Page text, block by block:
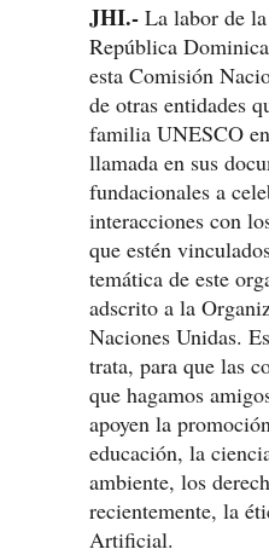
JHI.- La labor de
República
esta Comisión
de otras entidades
familia UNESCO
llamada en sus
fundacionales a
interacciones con
que estén
temática de este
adscrito a la
Naciones Unidas.
trata, para que las
que hagamos
apoyen la
educación, la
ambiente, los
recientemente, la
Artificial.